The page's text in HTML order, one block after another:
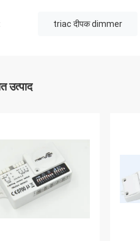
triac दीपक dimmer
उत्पाद